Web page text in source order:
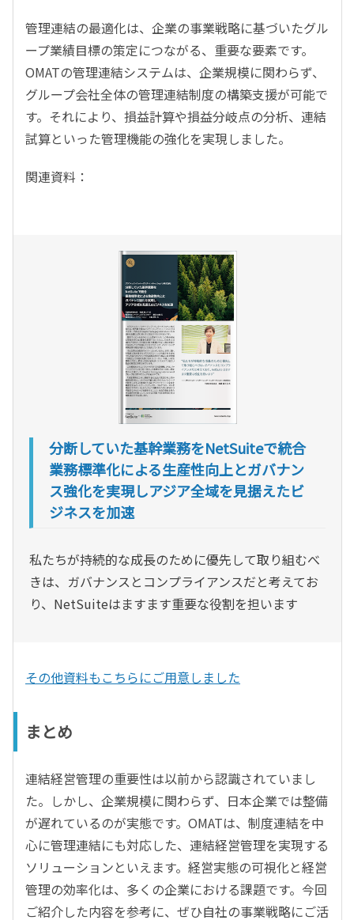
管理連結の最適化は、企業の事業戦略に基づいたグル
ープ業績目標の策定につながる、重要な要素です。
OMATの管理連結システムは、企業規模に関わらず、
グループ会社全体の管理連結制度の構築支援が可能で
す。それにより、損益計算や損益分岐点の分析、連結
試算といった管理機能の強化を実現しました。
関連資料：
分断していた基幹業務をNetSuiteで統合
業務標準化による生産性向上とガバナン
ス強化を実現しアジア全域を見据えたビ
ジネスを加速
私たちが持続的な成長のために優先して取り組むべ
きは、ガバナンスとコンプライアンスだと考えてお
り、NetSuiteはますます重要な役割を担います
その他資料もこちらにご用意しました
まとめ
連結経営管理の重要性は以前から認識されていまし
た。しかし、企業規模に関わらず、日本企業では整備
が遅れているのが実態です。OMATは、制度連結を中
心に管理連結にも対応した、連結経営管理を実現する
ソリューションといえます。経営実態の可視化と経営
管理の効率化は、多くの企業における課題です。今回
ご紹介した内容を参考に、ぜひ自社の事業戦略にご活